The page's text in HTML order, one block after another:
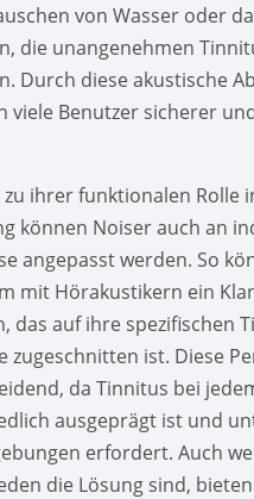
von Wasser oder
die unangenehmen
Durch diese akustische
viele Benutzer sicherer
zu ihrer funktionalen Rolle
können Noiser auch an
angepasst werden. So
mit Hörakustikern ein
das auf ihre spezifischen
zugeschnitten ist. Diese
da Tinnitus bei
ausgeprägt ist und
erfordert. Auch
die Lösung sind,